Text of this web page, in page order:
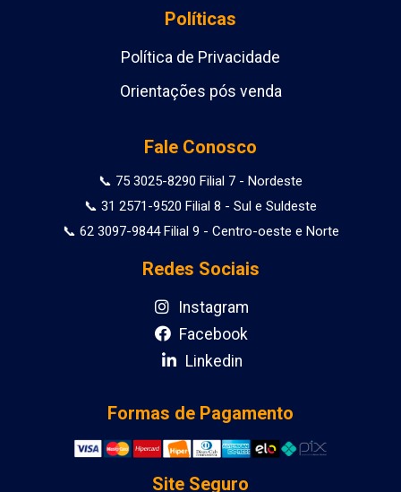
Políticas
Política de Privacidade
Orientações pós venda
Fale Conosco
📞 75 3025-8290 Filial 7 - Nordeste
📞 31 2571-9520 Filial 8 - Sul e Suldeste
📞 62 3097-9844 Filial 9 - Centro-oeste e Norte
Redes Sociais
Instagram
Facebook
Linkedin
Formas de Pagamento
Site Seguro